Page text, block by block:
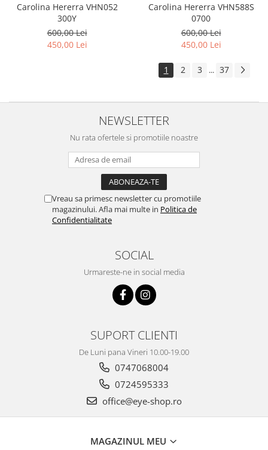
Carolina Hererra VHN052
300Y
600,00 Lei
450,00 Lei
Carolina Hererra VHN588S
0700
600,00 Lei
450,00 Lei
1 2 3 ... 37
NEWSLETTER
Nu rata ofertele si promotiile noastre
Vreau sa primesc newsletter cu promotiile
magazinului. Afla mai multe in Politica de
Confidentialitate
SOCIAL
Urmareste-ne in social media
SUPORT CLIENTI
De Luni pana Vineri 10.00-19.00
0747068004
0724595333
office@eye-shop.ro
MAGAZINUL MEU